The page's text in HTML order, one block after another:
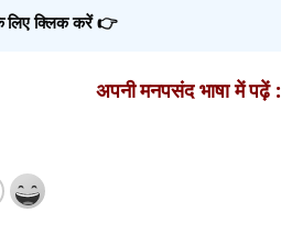
क्लिक करें 👉
अपनी मनपसंद भाषा में पढ़ें :